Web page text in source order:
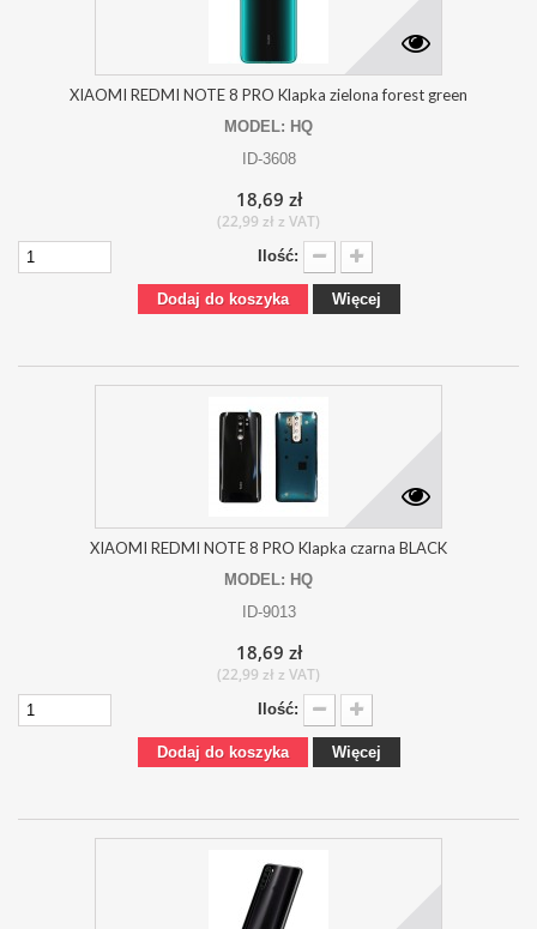
XIAOMI REDMI NOTE 8 PRO Klapka zielona forest green
MODEL: HQ
ID-3608
18,69 zł
(22,99 zł z VAT)
Ilość:
Dodaj do koszyka Więcej
XIAOMI REDMI NOTE 8 PRO Klapka czarna BLACK
MODEL: HQ
ID-9013
18,69 zł
(22,99 zł z VAT)
Ilość:
Dodaj do koszyka Więcej